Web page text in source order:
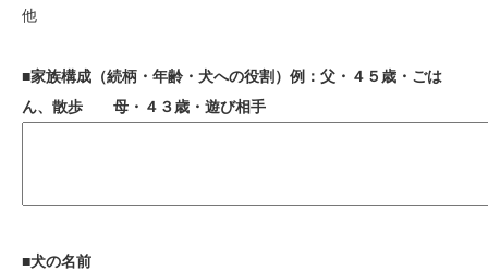
他
■家族構成（続柄・年齢・犬への役割）例：父・４５歳・ごは
ん、散歩 母・４３歳・遊び相手
■犬の名前